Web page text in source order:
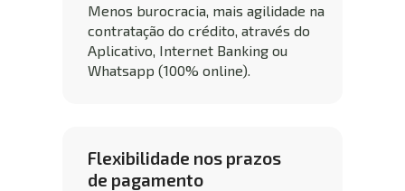
Flexibilidade nos prazos
de pagamento
Menos burocracia, mais agilidade na
contratação do crédito, através do
Aplicativo, Internet Banking ou
Whatsapp (100% online).